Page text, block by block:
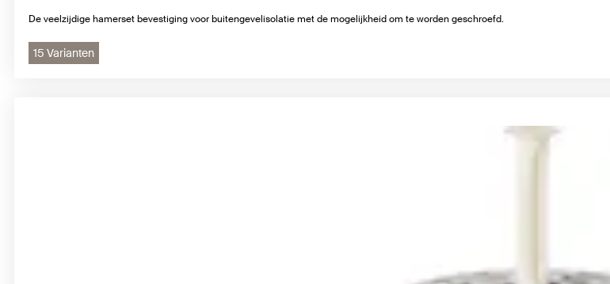
De veelzijdige hamerset bevestiging voor buitengevelisolatie met de mogelijkheid om te worden geschroefd.
15 Varianten